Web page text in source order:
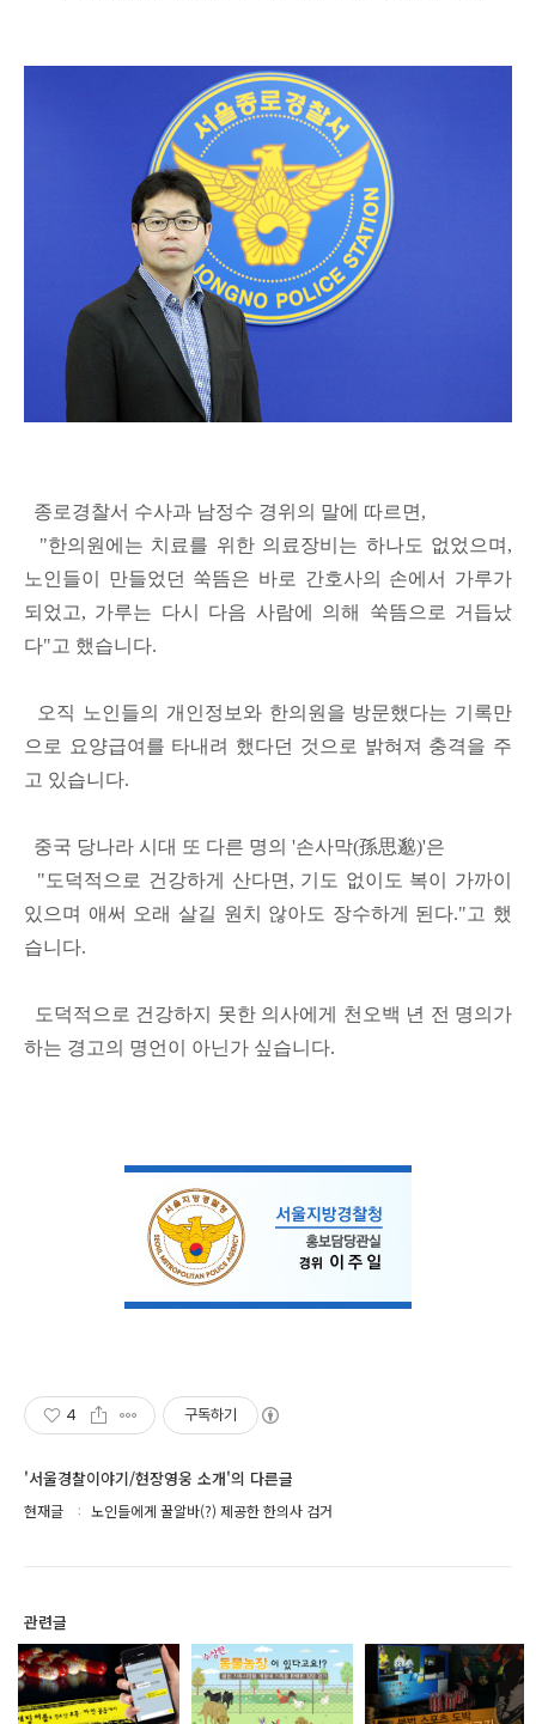
종로경찰서 수사과 남정수 경위의 말에 따르면,
"한의원에는 치료를 위한 의료장비는 하나도 없었으며,
노인들이 만들었던 쑥뜸은 바로 간호사의 손에서 가루가
되었고, 가루는 다시 다음 사람에 의해 쑥뜸으로 거듭났
다"고 했습니다.
오직 노인들의 개인정보와 한의원을 방문했다는 기록만
으로 요양급여를 타내려 했다던 것으로 밝혀져 충격을 주
고 있습니다.
중국 당나라 시대 또 다른 명의 '손사막(孫思邈)'은
"도덕적으로 건강하게 산다면, 기도 없이도 복이 가까이
있으며 애써 오래 살길 원치 않아도 장수하게 된다."고 했
습니다.
도덕적으로 건강하지 못한 의사에게 천오백 년 전 명의가
하는 경고의 명언이 아닌가 싶습니다.
4 구독하기
'서울경찰이야기/현장영웅 소개'의 다른글
현재글 노인들에게 꿀알바(?) 제공한 한의사 검거
관련글